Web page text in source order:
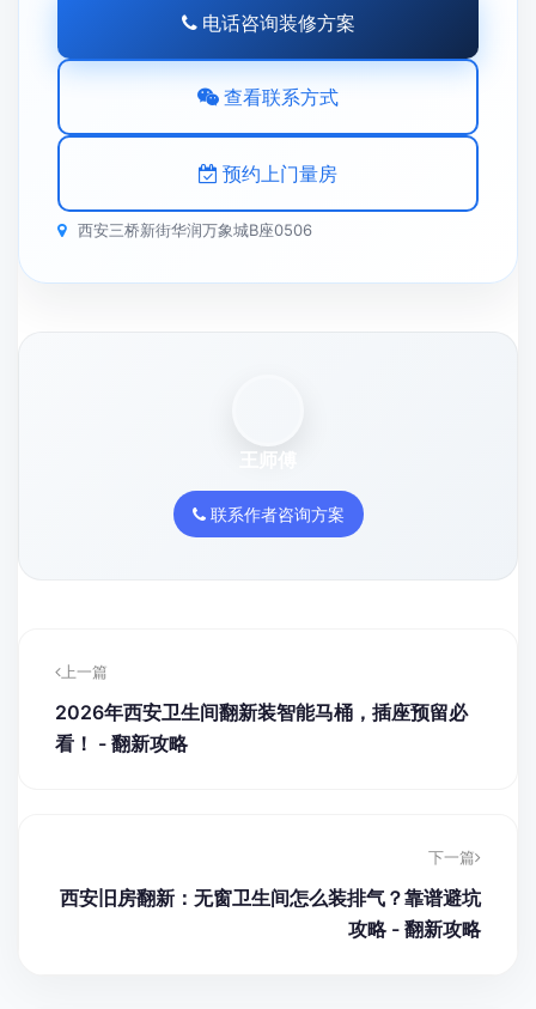
电话咨询装修方案
查看联系方式
预约上门量房
西安三桥新街华润万象城B座0506
王师傅
联系作者咨询方案
上一篇
2026年西安卫生间翻新装智能马桶，插座预留必
看！ - 翻新攻略
下一篇
西安旧房翻新：无窗卫生间怎么装排气？靠谱避坑
攻略 - 翻新攻略